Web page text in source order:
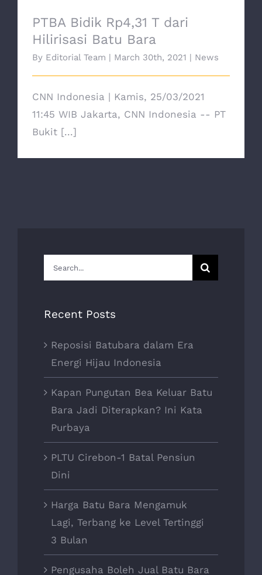
PTBA Bidik Rp4,31 T dari
Hilirisasi Batu Bara
By Editorial Team | March 30th, 2021 | News
CNN Indonesia | Kamis, 25/03/2021
11:45 WIB Jakarta, CNN Indonesia -- PT
Bukit [...]
Search
for:
Recent Posts
Reposisi Batubara dalam Era
Energi Hijau Indonesia
Kapan Pungutan Bea Keluar Batu
Bara Jadi Diterapkan? Ini Kata
Purbaya
PLTU Cirebon-1 Batal Pensiun
Dini
Harga Batu Bara Mengamuk
Lagi, Terbang ke Level Tertinggi
3 Bulan
Pengusaha Boleh Jual Batu Bara